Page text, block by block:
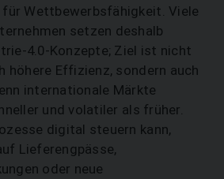
Wettbewerbsfähigkeit. Viele
setzen deshalb
4.0-Konzepte; Ziel ist nicht
höhere Effizienz, sondern auch
internationale Märkte
und volatiler als früher.
digital steuern kann,
Lieferengpässe,
oder neue